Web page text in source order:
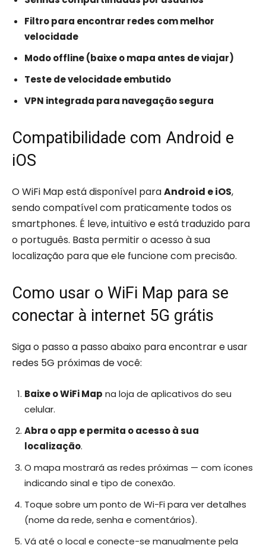
Filtro para encontrar redes com melhor
velocidade
Modo offline (baixe o mapa antes de viajar)
Teste de velocidade embutido
VPN integrada para navegação segura
Compatibilidade com Android e
iOS
O WiFi Map está disponível paraAndroid e iOS,
sendo compatível com praticamente todos os
smartphones. É leve, intuitivo e está traduzido para
o português. Basta permitir o acesso à sua
localização para que ele funcione com precisão.
Como usar o WiFi Map para se
conectar à internet 5G grátis
Siga o passo a passo abaixo para encontrar e usar
redes 5G próximas de você:
Baixe o WiFi Map na loja de aplicativos do seu
celular.
Abra o app e permita o acesso à sua
localização.
O mapa mostrará as redes próximas — com ícones
indicando sinal e tipo de conexão.
Toque sobre um ponto de Wi-Fi para ver detalhes
(nome da rede, senha e comentários).
Vá até o local e conecte-se manualmente pela